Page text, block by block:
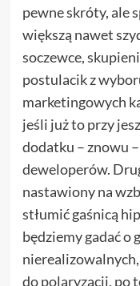
pewne skróty, ale
większą nawet
soczewce,
postulacik z
marketingowych
jeśli już to przy
dodatku – znowu
deweloperów.
nastawiony na
stłumić gaśnicą
będziemy gadać o
do polaryzacji, po